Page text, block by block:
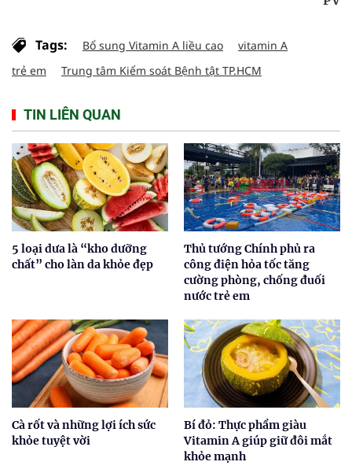
Tags: Bổ sung Vitamin A liều cao
vitamin A
trẻ em
Trung tâm Kiểm soát Bệnh tật TP.HCM
TIN LIÊN QUAN
5 loại dưa là “kho dưỡng
chất” cho làn da khỏe đẹp
Thủ tướng Chính phủ ra
công điện hỏa tốc tăng
cường phòng, chống đuối
nước trẻ em
Cà rốt và những lợi ích sức
khỏe tuyệt vời
Bí đỏ: Thực phẩm giàu
Vitamin A giúp giữ đôi mắt
khỏe mạnh